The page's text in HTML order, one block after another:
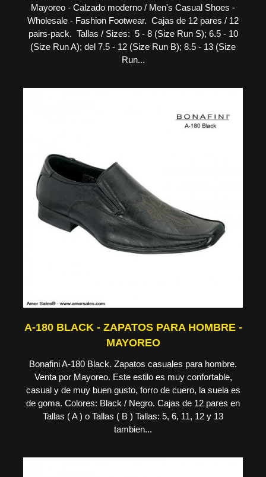
Mayoreo - Calzado moderno / Men's Casual Shoes -
Wholesale - Fashion Footwear. Cajas de 12 pares / 12
pairs-pack. Tallas / Sizes: 5 - 8 (Size Run S); 6.5 - 10
(Size Run A); del 7.5 - 12 (Size Run B); 8.5 - 13 (Size
Run...
A-180 BLACK - ZAPATOS PARA HOMBRE -
MAYOREO
Bonafini A-180 Black. Zapatos casuales para hombre.
Venta por Mayoreo. Este estilo es muy confortable,
casual y de muy buen gusto, forro de cuero, la suela es
de goma. Colores: Black / Negro. Cajas de 12 pares en
Tallas ( A ) o Tallas ( B ) Tallas: 5, 6, 11, 12 y 13
tambien...